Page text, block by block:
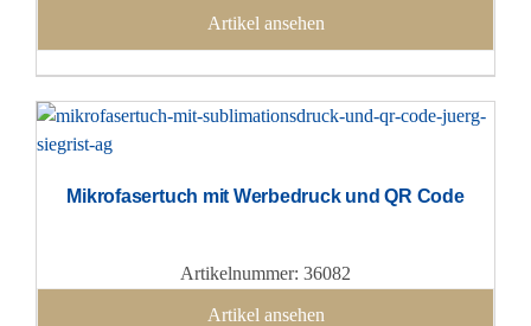
Artikel ansehen
Mikrofasertuch mit Werbedruck und QR Code
Artikelnummer: 36082
Artikel ansehen